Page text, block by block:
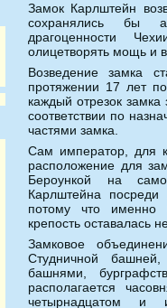
Замок Карлштейн
сохранялись бы
драгоценности
олицетворять мощь и
Возведение замка
протяжении 17 лет
каждый отрезок
соответствии по
частями замка.
Сам император, для
расположение для
Бероункой на
Карлштейна
потому что именно
крепость оставалась
Замковое
Студничной
башнями,
располагается
четырнадцатом и